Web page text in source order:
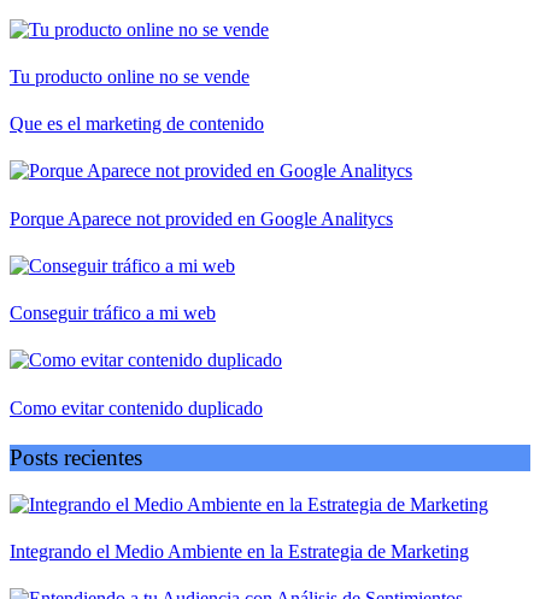
Tu producto online no se vende
Que es el marketing de contenido
Porque Aparece not provided en Google Analitycs
Conseguir tráfico a mi web
Como evitar contenido duplicado
Posts recientes
Integrando el Medio Ambiente en la Estrategia de Marketing